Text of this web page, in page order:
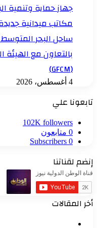
جهاز حماية وتنمية
مكاتب ميدانية
ساحل البحر
بالتعاون مع
(GFCM)
4 أغسطس، 2026
تابعونا علي
102K followers
0 متابعون
0
Subscribers
إنضم لقناتنا
أخر المقالات